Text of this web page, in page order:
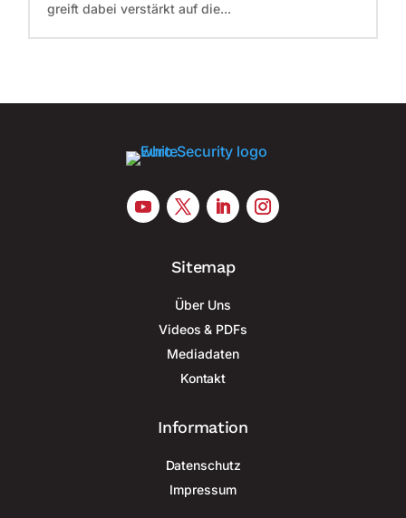
greift dabei verstärkt auf die...
Sitemap
Über Uns
Videos & PDFs
Mediadaten
Kontakt
Information
Datenschutz
Impressum